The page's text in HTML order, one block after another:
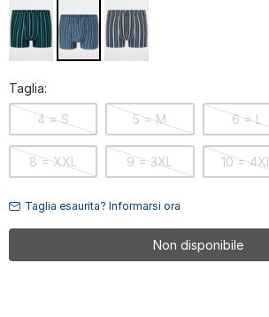
Taglia:
4 = S 5 = M 6 = L
8 = XXL 9 = 3XL 10 = 4XL
Taglia esaurita? Informarsi ora
Non disponibile